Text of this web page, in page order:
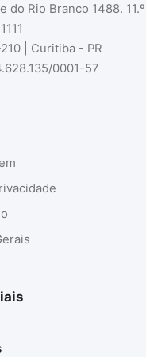
do Rio Branco 1488.
| Curitiba - PR
0001-57